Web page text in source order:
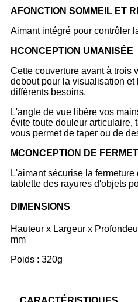
A FONCTION SOMMEIL ET
Aimant intégré pour contrôler
HCONCEPTION UMANISÉE
Cette couverture avant à trois
debout pour la visualisation
différents besoins.
L'angle de vue libère vos
évite toute douleur articulaire,
vous permet de taper ou de
MCONCEPTION DE
L'aimant sécurise la
tablette des rayures d'objets
DIMENSIONS
Hauteur x Largeur x
mm
Poids : 320g